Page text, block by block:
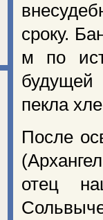
сроку.
м по
пекла
После
отец